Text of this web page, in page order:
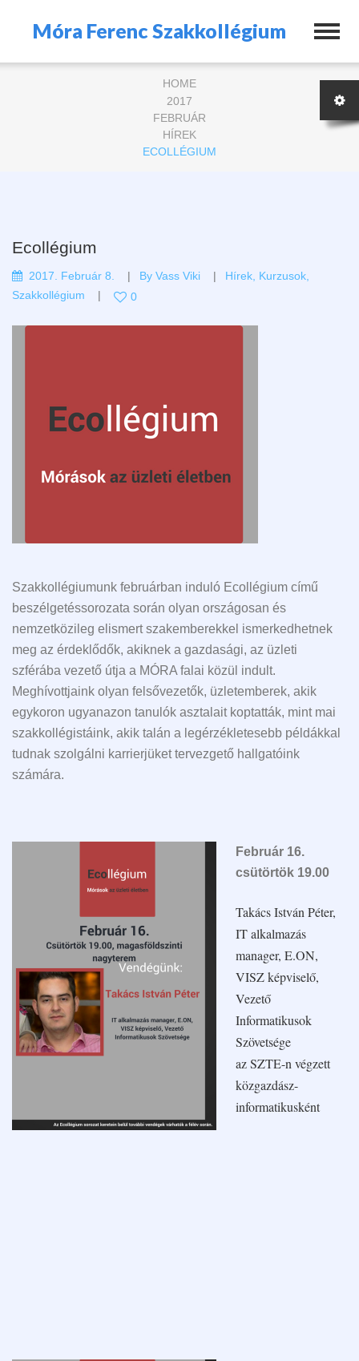
Móra Ferenc Szakkollégium
HOME
2017
FEBRUÁR
HÍREK
ECOLLÉGIUM
Ecollégium
2017. Február 8. By Vass Viki Hírek Kurzusok
Szakkollégium
0
Szakkollégiumunk februárban induló Ecollégium című
beszélgetéssorozata során olyan országosan és
nemzetközileg elismert szakemberekkel ismerkedhetnek
meg az érdeklődők, akiknek a gazdasági, az üzleti
szférába vezető útja a MÓRA falai közül indult.
Meghívottjaink olyan felsővezetők, üzletemberek, akik
egykoron ugyanazon tanulók asztalait koptatták, mint mai
szakkollégistáink, akik talán a legérzékletesebb példákkal
tudnak szolgálni karrierjüket tervezgető hallgatóink
számára.
Február 16.
csütörtök 19.00
Takács István Péter,
IT alkalmazás
manager, E.ON,
VISZ képviselő,
Vezető
Informatikusok
Szövetsége
az SZTE-n végzett
közgazdász-
informatikusként